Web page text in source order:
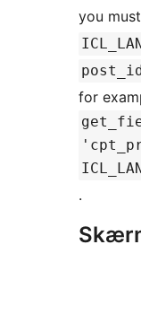
you
post_id
for
.